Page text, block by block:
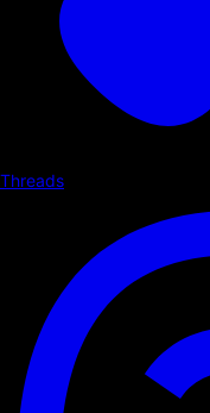
Threads